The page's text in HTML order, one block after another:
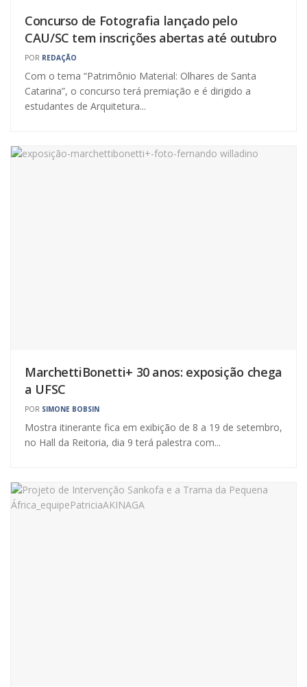
Concurso de Fotografia lançado pelo
CAU/SC tem inscrições abertas até outubro
POR REDAÇÃO
Com o tema “Patrimônio Material: Olhares de Santa
Catarina”, o concurso terá premiação e é dirigido a
estudantes de Arquitetura...
MarchettiBonetti+ 30 anos: exposição chega
a UFSC
POR SIMONE BOBSIN
Mostra itinerante fica em exibição de 8 a 19 de setembro,
no Hall da Reitoria, dia 9 terá palestra com...